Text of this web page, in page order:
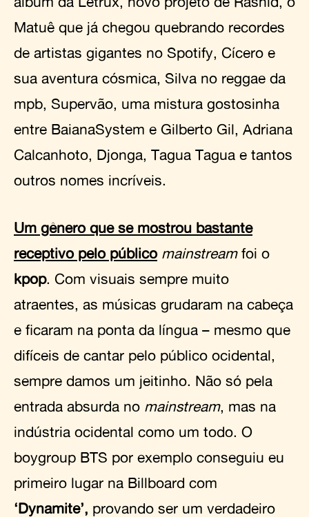
Matuê que já chegou quebrando recordes
de artistas gigantes no Spotify, Cícero e
sua aventura cósmica, Silva no reggae da
mpb, Supervão, uma mistura gostosinha
entre BaianaSystem e Gilberto Gil, Adriana
Calcanhoto, Djonga, Tagua Tagua e tantos
outros nomes incríveis.
Um gênero que se mostrou bastante
receptivo pelo público mainstreamfoi o
kpop. Com visuais sempre muito
atraentes, as músicas grudaram na cabeça
e ficaram na ponta da língua – mesmo que
difíceis de cantar pelo público ocidental,
sempre damos um jeitinho. Não só pela
entrada absurda no mainstream, mas na
indústria ocidental como um todo. O
boygroup BTS por exemplo conseguiu eu
primeiro lugar na Billboard com
‘Dynamite’, provando ser um verdadeiro